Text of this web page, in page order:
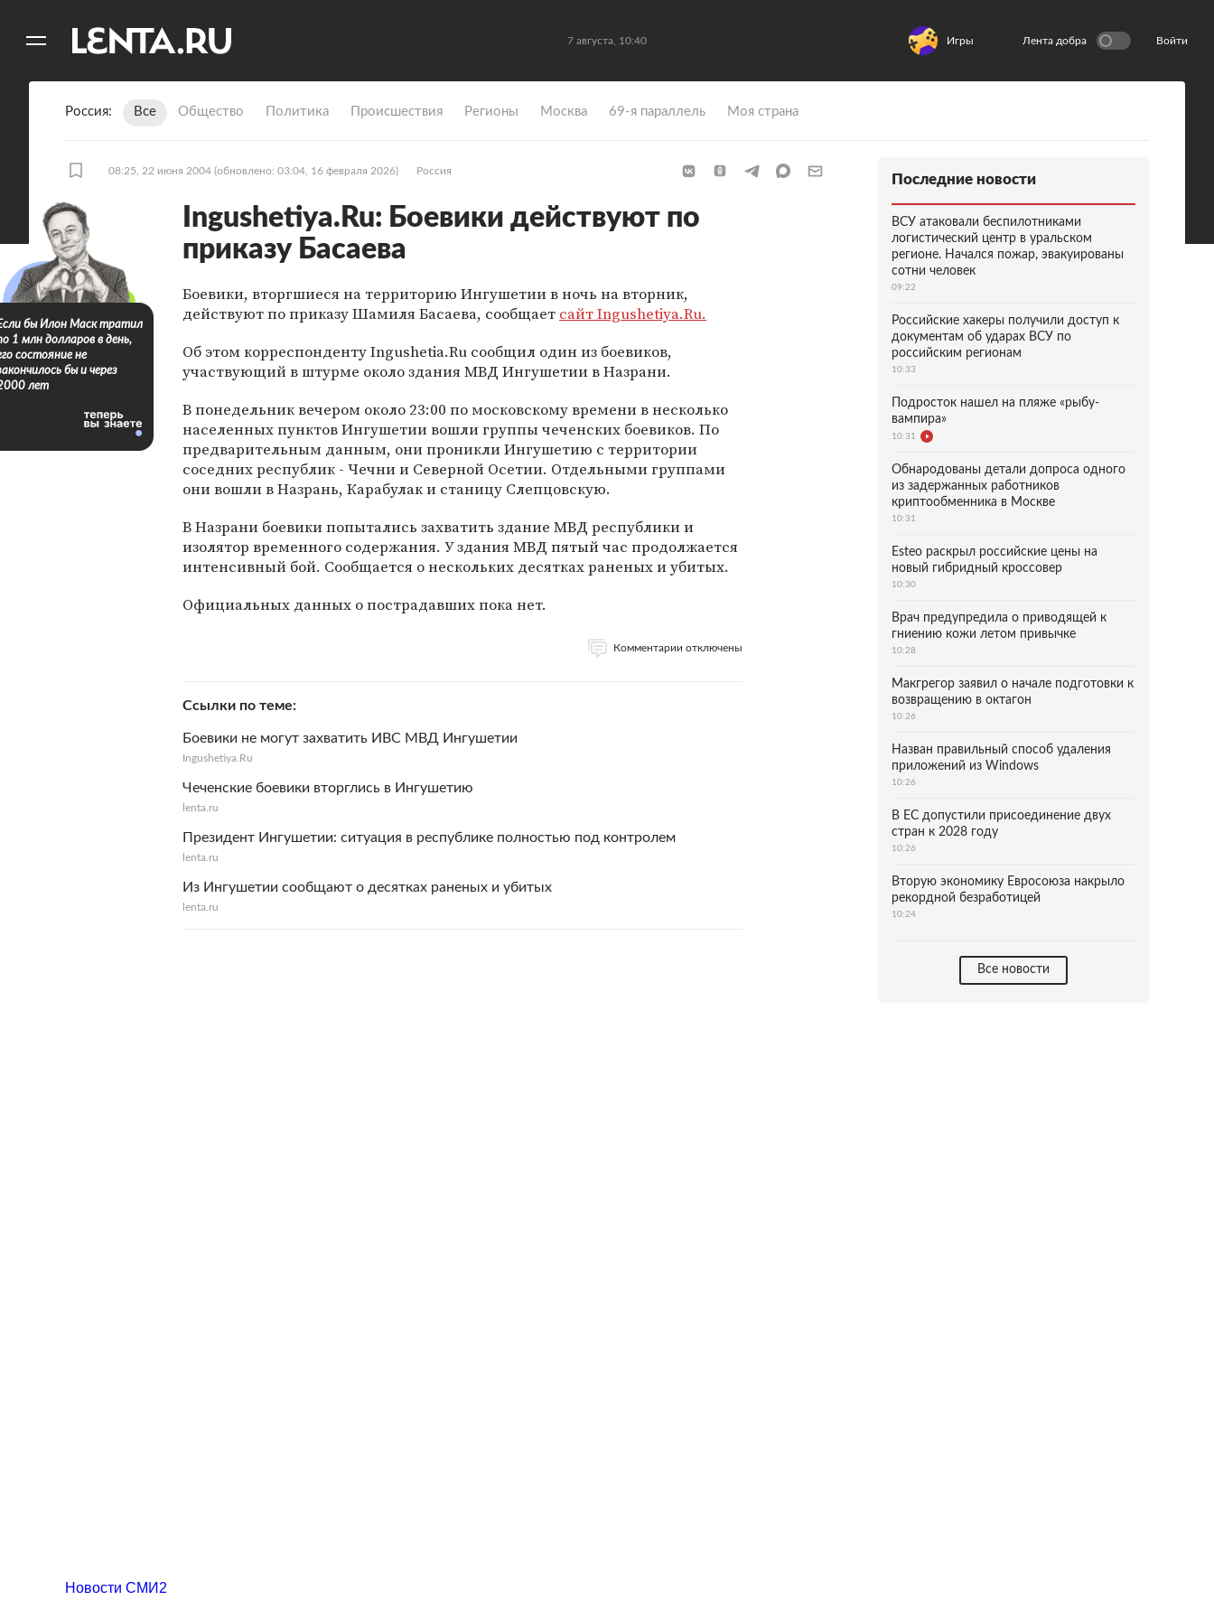
7 августа, 10:40 Игры Лента добра Войти
Россия Все Общество Политика Происшествия Регионы Москва 69-я параллель Моя страна
08:25, 22 июня 2004 (обновлено: 03:04, 16 февраля 2026) Россия
Ingushetiya.Ru: Боевики действуют по
приказу Басаева
Боевики, вторгшиеся на территорию Ингушетии в ночь на вторник,
действуют по приказу Шамиля Басаева, сообщает сайт Ingushetiya.Ru.
Об этом корреспонденту Ingushetia.Ru сообщил один из боевиков,
участвующий в штурме около здания МВД Ингушетии в Назрани.
В понедельник вечером около 23:00 по московскому времени в несколько
населенных пунктов Ингушетии вошли группы чеченских боевиков. По
предварительным данным, они проникли Ингушетию с территории
соседних республик - Чечни и Северной Осетии. Отдельными группами
они вошли в Назрань, Карабулак и станицу Слепцовскую.
В Назрани боевики попытались захватить здание МВД республики и
изолятор временного содержания. У здания МВД пятый час продолжается
интенсивный бой. Сообщается о нескольких десятках раненых и убитых.
Официальных данных о пострадавших пока нет.
Комментарии отключены
Ссылки по теме
Боевики не могут захватить ИВС МВД Ингушетии
Ingushetiya.Ru
Чеченские боевики вторглись в Ингушетию
lenta.ru
Президент Ингушетии: ситуация в республике полностью под контролем
lenta.ru
Из Ингушетии сообщают о десятках раненых и убитых
lenta.ru
бы Илон Маск тратил
1 млн долларов в день,
состояние не
бы и через
лет
Последние новости
ВСУ атаковали беспилотниками
логистический центр в уральском
регионе. Начался пожар, эвакуированы
сотни человек
09:22
Российские хакеры получили доступ к
документам об ударах ВСУ по
российским регионам
10:33
Подросток нашел на пляже «рыбу-
вампира»
10:31
Обнародованы детали допроса одного
из задержанных работников
криптообменника в Москве
10:31
Esteo раскрыл российские цены на
новый гибридный кроссовер
10:30
Врач предупредила о приводящей к
гниению кожи летом привычке
10:28
Макгрегор заявил о начале подготовки к
возвращению в октагон
10:26
Назван правильный способ удаления
приложений из Windows
10:26
В ЕС допустили присоединение двух
стран к 2028 году
10:26
Вторую экономику Евросоюза накрыло
рекордной безработицей
10:24
Все новости
Новости СМИ2